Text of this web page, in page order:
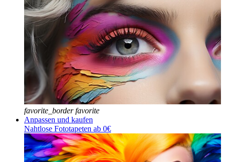
favorite_border favorite
Anpassen und kaufen
Nahtlose Fototapeten ab 0€